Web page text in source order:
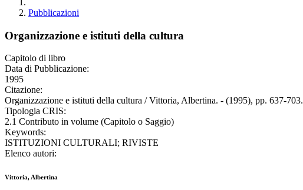
Pubblicazioni
Organizzazione e istituti della cultura
Capitolo di libro
Data di Pubblicazione:
1995
Citazione:
Organizzazione e istituti della cultura / Vittoria, Albertina. - (1995), pp. 637-703.
Tipologia CRIS:
2.1 Contributo in volume (Capitolo o Saggio)
Keywords:
ISTITUZIONI CULTURALI; RIVISTE
Elenco autori:
Vittoria, Albertina